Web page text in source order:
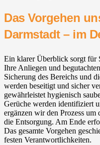
Das Vorgehen
Darmstadt – im
Ein klarer Überblick sorgt für
Ihre Anliegen und
Sicherung des Bereichs und
werden beseitigt und sicher
gewährleistet hygienisch
Gerüche werden identifiziert
ergänzen wir den Prozess
die Entsorgung. Am Ende
Das gesamte Vorgehen
festen Verantwortlichkeiten.